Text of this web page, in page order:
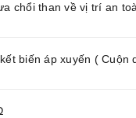
chổi than về vị trí an
biến áp xuyến ( Cuộn